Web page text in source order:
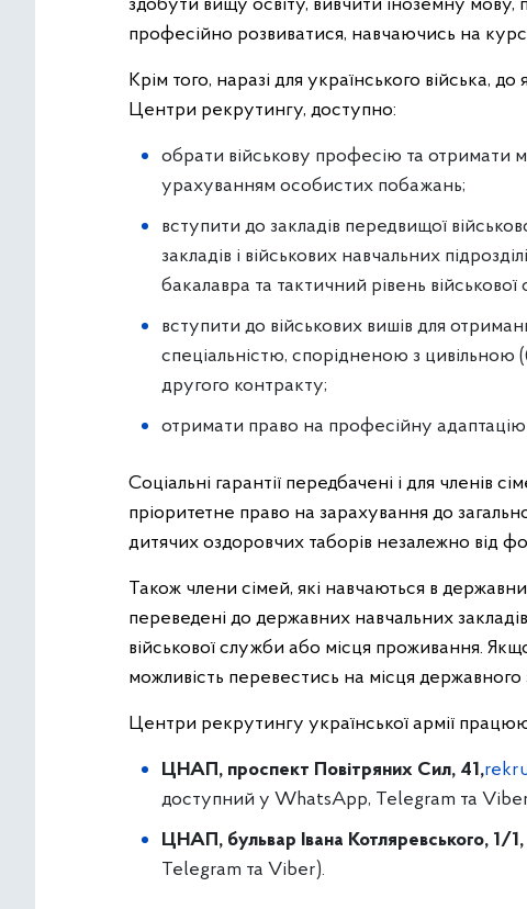
здобути вищу освіту, вивчити іноземну
професійно розвиватися, навчаючись на
Крім того, наразі для українського війська,
Центри рекрутингу, доступно:
обрати військову професію та отримати
урахуванням особистих побажань;
вступити до закладів передвищої
закладів і військових навчальних
бакалавра та тактичний рівень військової
вступити до військових вишів для
спеціальністю, спорідненою з цивільною
другого контракту;
отримати право на професійну адаптацію
Соціальні гарантії передбачені і для членів
пріоритетне право на зарахування до
дитячих оздоровчих таборів незалежно від
Також члени сімей, які навчаються в
переведені до державних навчальних
військової служби або місця проживання.
можливість перевестись на місця
Центри рекрутингу української армії
ЦНАП, проспект Повітряних Сил, 41,
доступний у WhatsApp, Telegram та
ЦНАП, бульвар Івана Котляревського, 1/1,
Telegram та Viber).